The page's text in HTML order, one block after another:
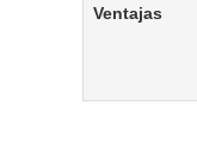
Ventajas